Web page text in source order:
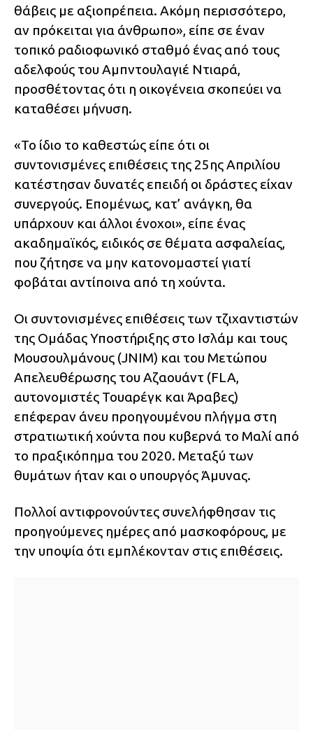
θάβεις με αξιοπρέπεια. Ακόμη περισσότερο,
αν πρόκειται για άνθρωπο», είπε σε έναν
τοπικό ραδιοφωνικό σταθμό ένας από τους
αδελφούς του Αμπντουλαγιέ Ντιαρά,
προσθέτοντας ότι η οικογένεια σκοπεύει να
καταθέσει μήνυση.
«Το ίδιο το καθεστώς είπε ότι οι
συντονισμένες επιθέσεις της 25ης Απριλίου
κατέστησαν δυνατές επειδή οι δράστες είχαν
συνεργούς. Επομένως, κατ’ ανάγκη, θα
υπάρχουν και άλλοι ένοχοι», είπε ένας
ακαδημαϊκός, ειδικός σε θέματα ασφαλείας,
που ζήτησε να μην κατονομαστεί γιατί
φοβάται αντίποινα από τη χούντα.
Οι συντονισμένες επιθέσεις των τζιχαντιστών
της Ομάδας Υποστήριξης στο Ισλάμ και τους
Μουσουλμάνους (JNIM) και του Μετώπου
Απελευθέρωσης του Αζαουάντ (FLA,
αυτονομιστές Τουαρέγκ και Άραβες)
επέφεραν άνευ προηγουμένου πλήγμα στη
στρατιωτική χούντα που κυβερνά το Μαλί από
το πραξικόπημα του 2020. Μεταξύ των
θυμάτων ήταν και ο υπουργός Άμυνας.
Πολλοί αντιφρονούντες συνελήφθησαν τις
προηγούμενες ημέρες από μασκοφόρους, με
την υποψία ότι εμπλέκονταν στις επιθέσεις.